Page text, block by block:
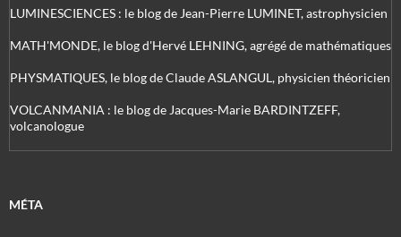
LUMINESCIENCES : le blog de Jean-Pierre LUMINET, astrophysicien
MATH'MONDE, le blog d'Hervé LEHNING, agrégé de mathématiques
PHYSMATIQUES, le blog de Claude ASLANGUL, physicien théoricien
VOLCANMANIA : le blog de Jacques-Marie BARDINTZEFF,
volcanologue
MÉTA